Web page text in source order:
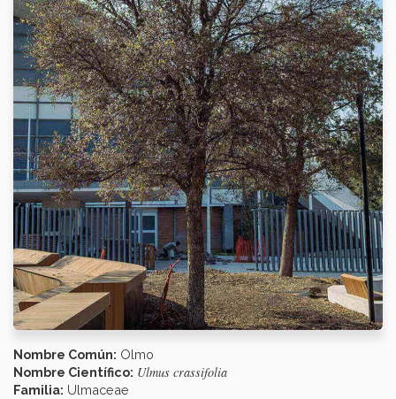
Nombre Común: Olmo
Nombre Científico: Ulmus crassifolia
Familia: Ulmaceae